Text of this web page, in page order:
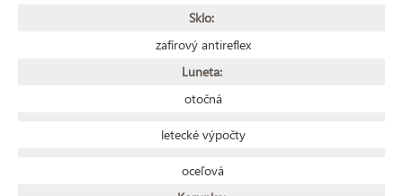
Sklo:
zafírový antireflex
Luneta:
otočná
letecké výpočty
oceľová